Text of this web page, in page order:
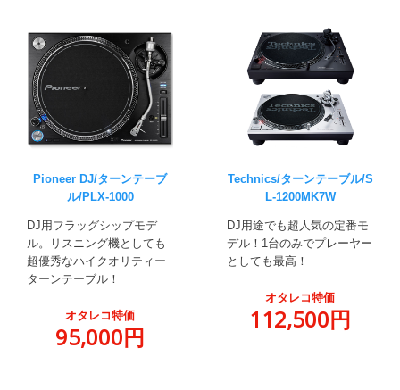
Pioneer DJ/ターンテーブ
ル/PLX-1000
DJ用フラッグシップモデ
ル。リスニング機としても
超優秀なハイクオリティー
ターンテーブル！
オタレコ特価
95,000円
Technics/ターンテーブル/S
L-1200MK7W
DJ用途でも超人気の定番モ
デル！1台のみでプレーヤー
としても最高！
オタレコ特価
112,500円